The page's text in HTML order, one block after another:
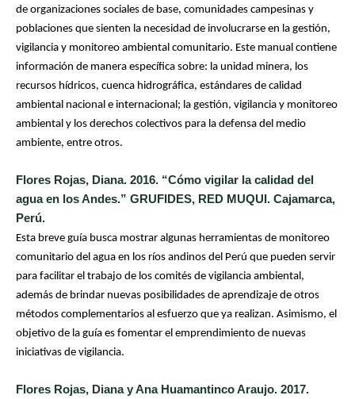
de organizaciones sociales de base, comunidades campesinas y
poblaciones que sienten la necesidad de involucrarse en la gestión,
vigilancia y monitoreo ambiental comunitario. Este manual contiene
información de manera específica sobre: la unidad minera, los
recursos hídricos, cuenca hidrográfica, estándares de calidad
ambiental nacional e internacional; la gestión, vigilancia y monitoreo
ambiental y los derechos colectivos para la defensa del medio
ambiente, entre otros.
Flores Rojas, Diana. 2016. “Cómo vigilar la calidad del
agua en los Andes.” GRUFIDES, RED MUQUI. Cajamarca,
Perú.
Esta breve guía busca mostrar algunas herramientas de monitoreo
comunitario del agua en los ríos andinos del Perú que pueden servir
para facilitar el trabajo de los comités de vigilancia ambiental,
además de brindar nuevas posibilidades de aprendizaje de otros
métodos complementarios al esfuerzo que ya realizan. Asimismo, el
objetivo de la guía es fomentar el emprendimiento de nuevas
iniciativas de vigilancia.
Flores Rojas, Diana y Ana Huamantinco Araujo. 2017.